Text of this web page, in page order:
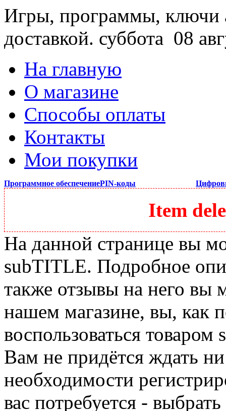
Игры, программы, ключи
доставкой. суббота 08
На главную
О магазине
Способы оплаты
Контакты
Мои покупки
Программное обеспечениеPIN-коды
Item
На данной странице вы
subTITLE. Подробное
также отзывы на него вы
нашем магазине, вы, как
воспользоваться
Вам не придётся ждать
необходимости
вас потребуется -